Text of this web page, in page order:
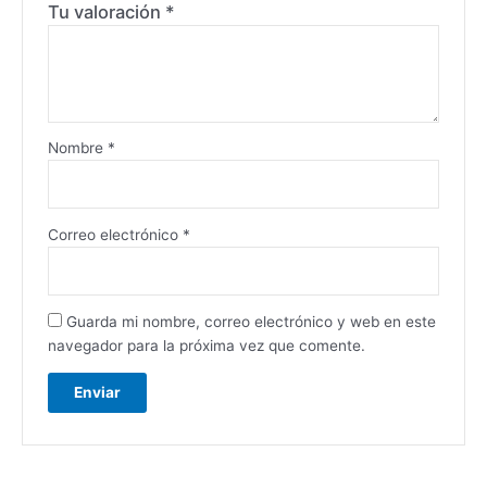
Tu valoración *
Nombre *
Correo electrónico *
Guarda mi nombre, correo electrónico y web en este
navegador para la próxima vez que comente.